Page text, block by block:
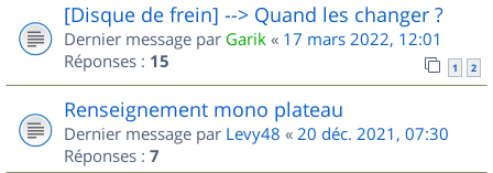
[Disque de frein] --> Quand les changer ?
Dernier message par Garik « 17 mars 2022, 12:01
Réponses : 15 1 2
Renseignement mono plateau
Dernier message par Levy48 « 20 déc. 2021, 07:30
Réponses : 7